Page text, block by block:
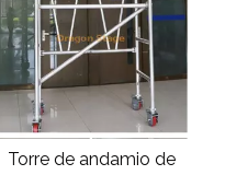
Nuevo diseño de